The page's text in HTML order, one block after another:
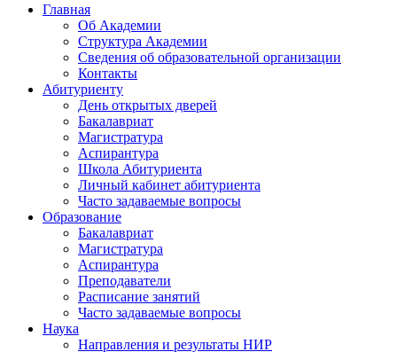
Главная
Об Академии
Структура Академии
Сведения об образовательной организации
Контакты
Абитуриенту
День открытых дверей
Бакалавриат
Магистратура
Аспирантура
Школа Абитуриента
Личный кабинет абитуриента
Часто задаваемые вопросы
Образование
Бакалавриат
Магистратура
Аспирантура
Преподаватели
Расписание занятий
Часто задаваемые вопросы
Наука
Направления и результаты НИР